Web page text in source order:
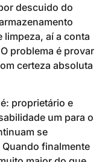
descuido do
limpeza, aí a conta
problema é provar
certeza absoluta
proprietário e
um para o
se
finalmente